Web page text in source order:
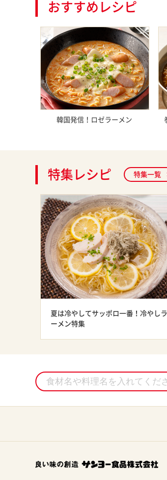
おすすめレシピ
韓国発信！ロゼラーメン
特集レシピ 特集一覧
夏は冷やしてサッポロ一番！冷やしラ
ーメン特集